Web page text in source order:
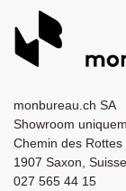
monbureau.ch SA
Showroom
Chemin des Rottes
1907 Saxon, Suisse
027 565 44 15